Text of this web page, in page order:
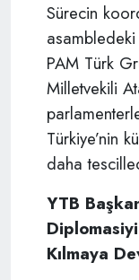
Sürecin
PAM Türk
Milletvekili
Türkiye’nin
daha
YTB
Diplomasiyi
Kılmaya